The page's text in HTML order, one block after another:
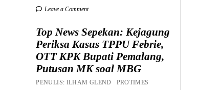
Leave a Comment
Top News Sepekan: Kejagung
Periksa Kasus TPPU Febrie,
OTT KPK Bupati Pemalang,
Putusan MK soal MBG
PENULIS: ILHAM GLEND PROTIMES